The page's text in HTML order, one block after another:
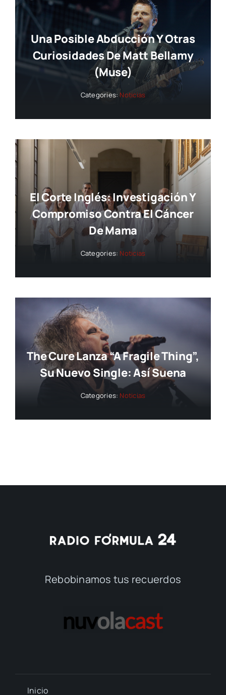
Una Posible Abducción Y Otras
Curiosidades De Matt Bellamy
(Muse)
Categories: Noticias
El Corte Inglés: Investigación Y
Compromiso Contra El Cáncer
De Mama
Categories: Noticias
The Cure Lanza “A Fragile Thing”,
Su Nuevo Single: Así Suena
Categories: Noticias
Rebobinamos tus recuerdos
Inicio